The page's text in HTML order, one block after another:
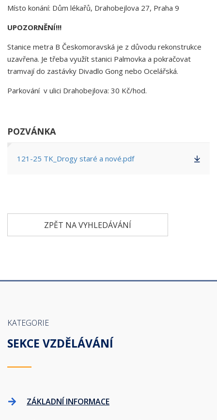
Místo konání: Dům lékařů, Drahobejlova 27, Praha 9
UPOZORNĚNÍ!!!
Stanice metra B Českomoravská je z důvodu rekonstrukce
uzavřena. Je třeba využít stanici Palmovka a pokračovat
tramvají do zastávky Divadlo Gong nebo Ocelářská.
Parkování v ulici Drahobejlova: 30 Kč/hod.
POZVÁNKA
121-25 TK_Drogy staré a nové.pdf
ZPĚT NA VYHLEDÁVÁNÍ
KATEGORIE
SEKCE VZDĚLÁVÁNÍ
ZÁKLADNÍ INFORMACE